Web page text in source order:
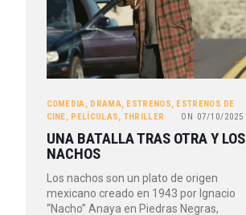
COMEDIA DRAMA ESTRENOS
ESTRENOS DE
CINE
PELÍCULAS THRILLER ON 07/10/2025
UNA BATALLA TRAS OTRA Y LOS
NACHOS
Los nachos son un plato de origen
mexicano creado en 1943 por Ignacio
“Nacho” Anaya en Piedras Negras,